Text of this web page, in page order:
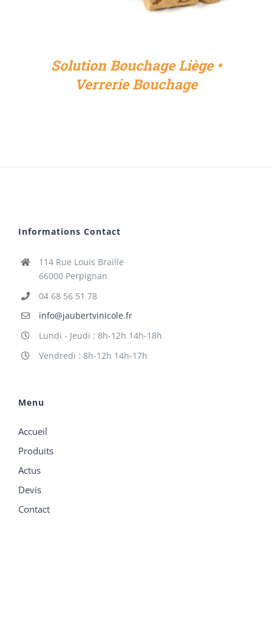
Solution Bouchage Liège •
Verrerie Bouchage
Informations Contact
114 Rue Louis Braille
66000 Perpignan
04 68 56 51 78
info@jaubertvinicole.fr
Lundi - Jeudi : 8h-12h 14h-18h
Vendredi : 8h-12h 14h-17h
Menu
Accueil
Produits
Actus
Devis
Contact